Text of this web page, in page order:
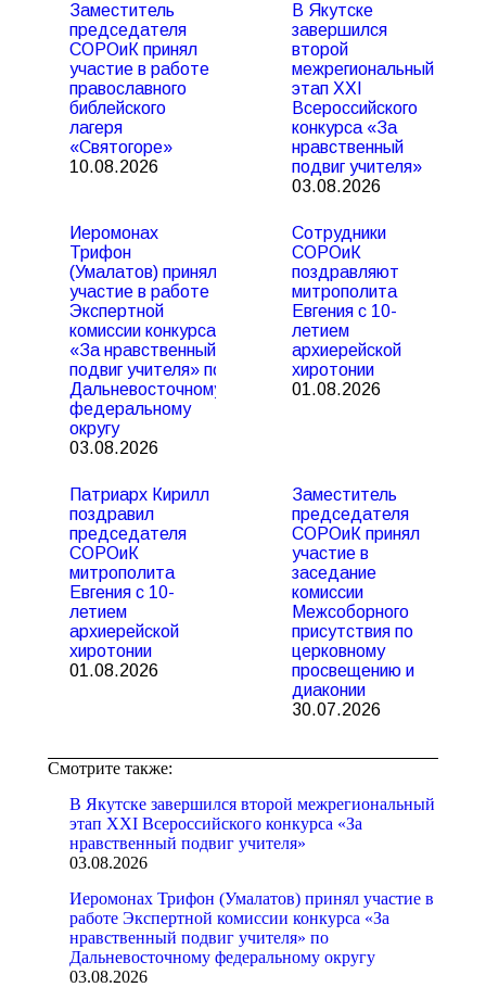
Заместитель
председателя
СОРОиК принял
участие в работе
православного
библейского
лагеря
«Святогоре»
10.08.2026
В Якутске
завершился
второй
межрегиональный
этап XXI
Всероссийского
конкурса «За
нравственный
подвиг учителя»
03.08.2026
Иеромонах
Трифон
(Умалатов) принял
участие в работе
Экспертной
комиссии конкурса
«За нравственный
подвиг учителя» по
Дальневосточному
федеральному
округу
03.08.2026
Сотрудники
СОРОиК
поздравляют
митрополита
Евгения с 10-
летием
архиерейской
хиротонии
01.08.2026
Патриарх Кирилл
поздравил
председателя
СОРОиК
митрополита
Евгения с 10-
летием
архиерейской
хиротонии
01.08.2026
Заместитель
председателя
СОРОиК принял
участие в
заседание
комиссии
Межсоборного
присутствия по
церковному
просвещению и
диаконии
30.07.2026
Смотрите также:
В Якутске завершился второй межрегиональный
этап XXI Всероссийского конкурса «За
нравственный подвиг учителя»
03.08.2026
Иеромонах Трифон (Умалатов) принял участие в
работе Экспертной комиссии конкурса «За
нравственный подвиг учителя» по
Дальневосточному федеральному округу
03.08.2026